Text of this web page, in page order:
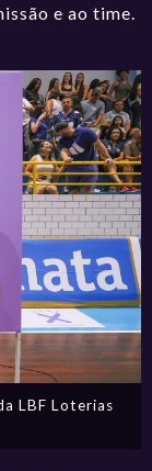
e ao time.
LBF Loterias